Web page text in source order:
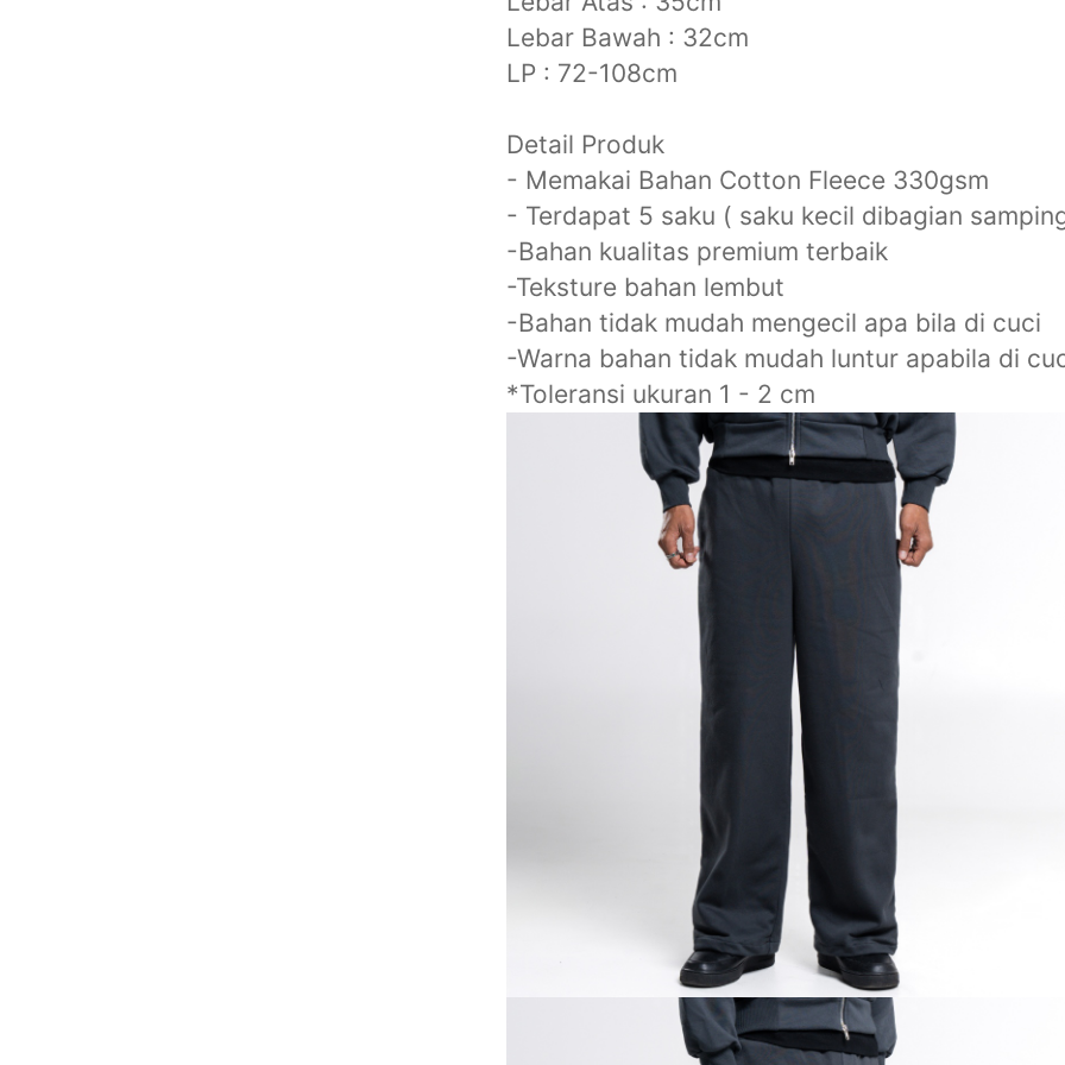
Lebar Bawah : 32cm
LP : 72-108cm
Detail Produk
- Memakai Bahan Cotton Fleece 330gsm
- Terdapat 5 saku ( saku kecil dibagian
-Bahan kualitas premium terbaik
-Teksture bahan lembut
-Bahan tidak mudah mengecil apa bila di cuci
-Warna bahan tidak mudah luntur apabila di
*Toleransi ukuran 1 - 2 cm